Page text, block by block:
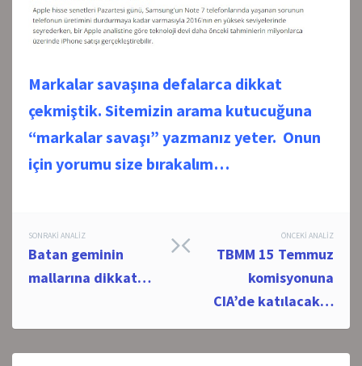
Markalar savaşına defalarca dikkat
çekmiştik. Sitemizin arama kutucuğuna
“markalar savaşı” yazmanız yeter. Onun
için yorumu size bırakalım…
Post
navigation
ÖNCEKI ANALIZ
TBMM 15 Temmuz
komisyonuna
CIA’de katılacak…
SONRAKI ANALIZ
Batan geminin
mallarına dikkat…